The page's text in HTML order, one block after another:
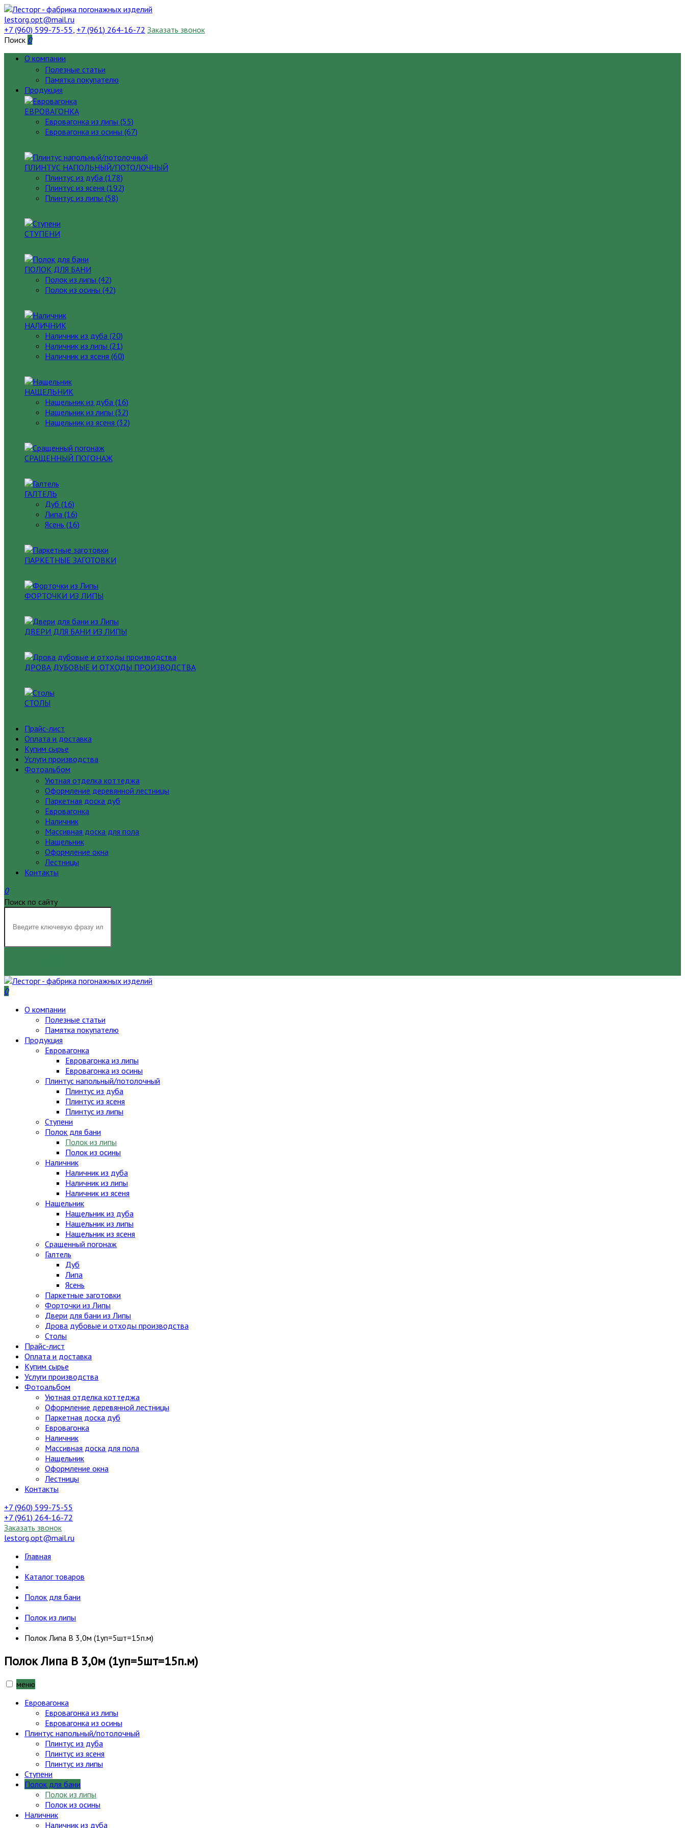
lestorg.opt@mail.ru
+7 (960) 599-75-55, +7 (961) 264-16-72 Заказать звонок
Поиск 0
О компании
Полезные статьи
Памятка покупателю
Продукция
ЕВРОВАГОНКА
Евровагонка из липы (55)
Евровагонка из осины (67)
ПЛИНТУС НАПОЛЬНЫЙ/ПОТОЛОЧНЫЙ
Плинтус из дуба (178)
Плинтус из ясеня (192)
Плинтус из липы (58)
СТУПЕНИ
ПОЛОК ДЛЯ БАНИ
Полок из липы (42)
Полок из осины (42)
НАЛИЧНИК
Наличник из дуба (20)
Наличник из липы (21)
Наличник из ясеня (60)
НАЩЕЛЬНИК
Нащельник из дуба (16)
Нащельник из липы (32)
Нащельник из ясеня (32)
СРАЩЕННЫЙ ПОГОНАЖ
ГАЛТЕЛЬ
Дуб (16)
Липа (16)
Ясень (16)
ПАРКЕТНЫЕ ЗАГОТОВКИ
ФОРТОЧКИ ИЗ ЛИПЫ
ДВЕРИ ДЛЯ БАНИ ИЗ ЛИПЫ
ДРОВА ДУБОВЫЕ И ОТХОДЫ ПРОИЗВОДСТВА
СТОЛЫ
Прайс-лист
Оплата и доставка
Купим сырье
Услуги производства
Фотоальбом
Уютная отделка коттеджа
Оформление деревянной лестницы
Паркетная доска дуб
Евровагонка
Наличник
Массивная доска для пола
Нащельник
Оформление окна
Лестницы
Контакты
0
Поиск по сайту
0
О компании
Полезные статьи
Памятка покупателю
Продукция
Евровагонка
Евровагонка из липы
Евровагонка из осины
Плинтус напольный/потолочный
Плинтус из дуба
Плинтус из ясеня
Плинтус из липы
Ступени
Полок для бани
Полок из липы
Полок из осины
Наличник
Наличник из дуба
Наличник из липы
Наличник из ясеня
Нащельник
Нащельник из дуба
Нащельник из липы
Нащельник из ясеня
Сращенный погонаж
Галтель
Дуб
Липа
Ясень
Паркетные заготовки
Форточки из Липы
Двери для бани из Липы
Дрова дубовые и отходы производства
Столы
Прайс-лист
Оплата и доставка
Купим сырье
Услуги производства
Фотоальбом
Уютная отделка коттеджа
Оформление деревянной лестницы
Паркетная доска дуб
Евровагонка
Наличник
Массивная доска для пола
Нащельник
Оформление окна
Лестницы
Контакты
+7 (960) 599-75-55
+7 (961) 264-16-72
Заказать звонок
lestorg.opt@mail.ru
Главная
Каталог товаров
Полок для бани
Полок из липы
Полок Липа В 3,0м (1уп=5шт=15п.м)
Полок Липа В 3,0м (1уп=5шт=15п.м)
меню
Евровагонка
Евровагонка из липы
Евровагонка из осины
Плинтус напольный/потолочный
Плинтус из дуба
Плинтус из ясеня
Плинтус из липы
Ступени
Полок для бани
Полок из липы
Полок из осины
Наличник
Наличник из дуба